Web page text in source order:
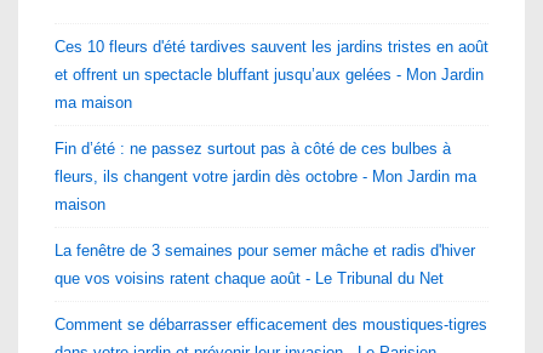
Ces 10 fleurs d'été tardives sauvent les jardins tristes en août
et offrent un spectacle bluffant jusqu’aux gelées - Mon Jardin
ma maison
Fin d’été : ne passez surtout pas à côté de ces bulbes à
fleurs, ils changent votre jardin dès octobre - Mon Jardin ma
maison
La fenêtre de 3 semaines pour semer mâche et radis d'hiver
que vos voisins ratent chaque août - Le Tribunal du Net
Comment se débarrasser efficacement des moustiques-tigres